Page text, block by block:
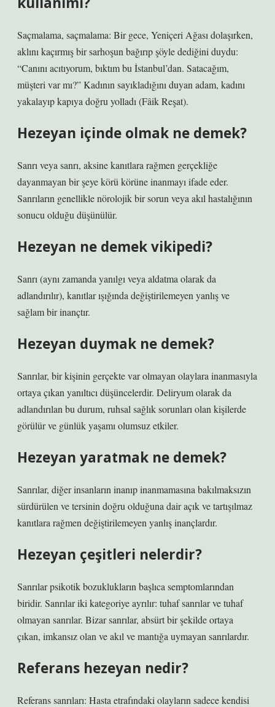
Saçmalama, saçmalama: Bir gece, Yeniçeri Ağası dolaşırken,
aklını kaçırmış bir sarhoşun bağırıp şöyle dediğini duydu:
“Canını acıtıyorum, bıktım bu İstanbul’dan. Satacağım,
müşteri var mı?” Kadının sayıkladığını duyan adam, kadını
yakalayıp kapıya doğru yolladı (Fâik Reşat).
Hezeyan içinde olmak ne demek?
Sanrı veya sanrı, aksine kanıtlara rağmen gerçekliğe
dayanmayan bir şeye körü körüne inanmayı ifade eder.
Sanrıların genellikle nörolojik bir sorun veya akıl hastalığının
sonucu olduğu düşünülür.
Hezeyan ne demek vikipedi?
Sanrı (aynı zamanda yanılgı veya aldatma olarak da
adlandırılır), kanıtlar ışığında değiştirilemeyen yanlış ve
sağlam bir inançtır.
Hezeyan duymak ne demek?
Sanrılar, bir kişinin gerçekte var olmayan olaylara inanmasıyla
ortaya çıkan yanıltıcı düşüncelerdir. Deliryum olarak da
adlandırılan bu durum, ruhsal sağlık sorunları olan kişilerde
görülür ve günlük yaşamı olumsuz etkiler.
Hezeyan yaratmak ne demek?
Sanrılar, diğer insanların inanıp inanmamasına bakılmaksızın
sürdürülen ve tersinin doğru olduğuna dair açık ve tartışılmaz
kanıtlara rağmen değiştirilemeyen yanlış inançlardır.
Hezeyan çeşitleri nelerdir?
Sanrılar psikotik bozuklukların başlıca semptomlarından
biridir. Sanrılar iki kategoriye ayrılır: tuhaf sanrılar ve tuhaf
olmayan sanrılar. Bizar sanrılar, absürt bir şekilde ortaya
çıkan, imkansız olan ve akıl ve mantığa uymayan sanrılardır.
Referans hezeyan nedir?
Referans sanrıları: Hasta etrafındaki olayların sadece kendisi